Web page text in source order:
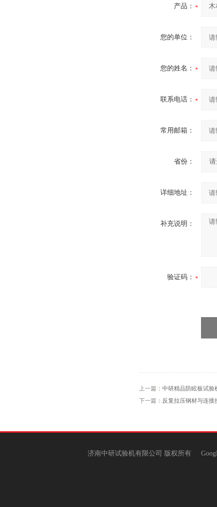
产品：
您的单位：
您的姓名：
联系电话：
常用邮箱：
省份：
详细地址：
补充说明：
验证码：
上一篇： 中研精品防眩板试验
下一篇： 反复拉压钢材与连接
济南中研试验机有限公司 版权所有